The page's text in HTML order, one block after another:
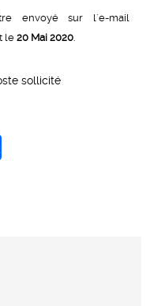
envoyé sur l´e-mail
le 20 Mai 2020
sollicité